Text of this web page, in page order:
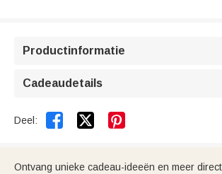
Productinformatie
Cadeaudetails
Deel:  
Ontvang unieke cadeau-ideeën en meer